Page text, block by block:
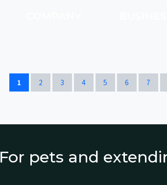
열린
1 페이
2
페이지 3
페이지 4
페이지 5
페이지 6
페이지 7
페이지
For pets and